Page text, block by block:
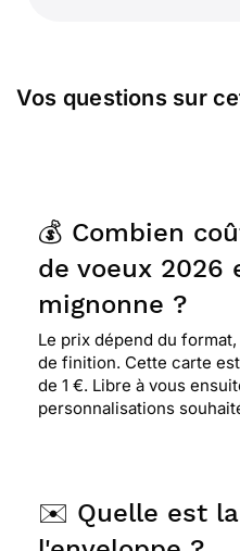
Vos questions sur
💰 Combien
de voeux 2026
mignonne ?
Le prix dépend du
de finition. Cette carte
de 1 €. Libre à vous
personnalisations
✉️ Quelle est